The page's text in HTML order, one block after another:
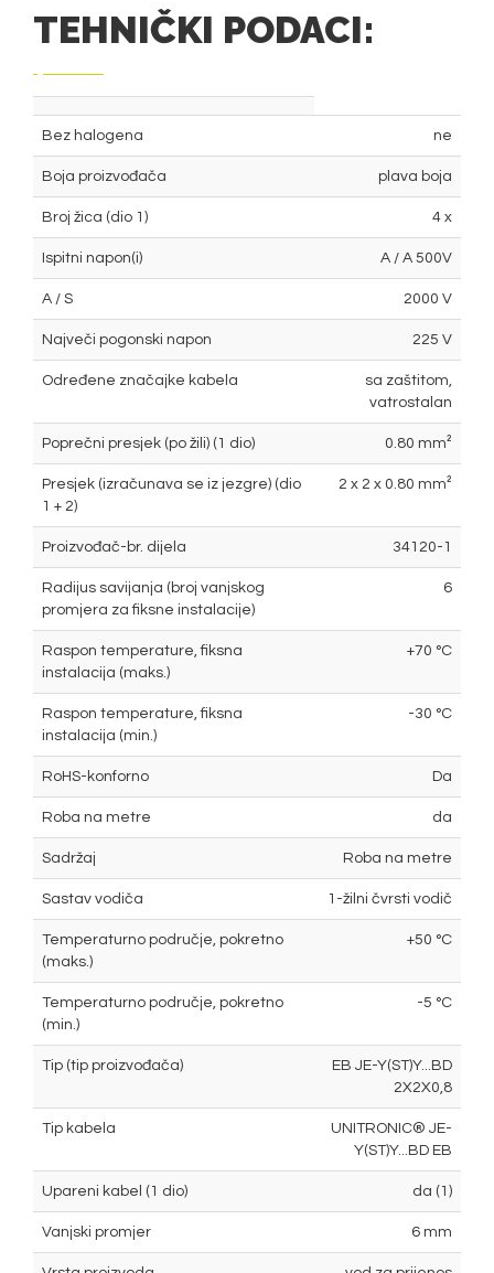
TEHNIČKI PODACI:
Bez halogena ne
Boja proizvođača plava boja
Broj žica (dio 1) 4 x
Ispitni napon(i) A / A 500V
A / S 2000 V
Največi pogonski napon 225 V
Određene značajke kabela
sa zaštitom,
vatrostalan
Poprečni presjek (po žili) (1 dio) 0.80 mm²
Presjek (izračunava se iz jezgre) (dio
1 + 2)
2 x 2 x 0.80 mm²
Proizvođač-br. dijela 34120-1
Radijus savijanja (broj vanjskog
promjera za fiksne instalacije)
6
Raspon temperature, fiksna
instalacija (maks.)
+70 °C
Raspon temperature, fiksna
instalacija (min.)
-30 °C
RoHS-konforno Da
Roba na metre da
Sadržaj Roba na metre
Sastav vodiča 1-žilni čvrsti vodič
Temperaturno područje, pokretno
(maks.)
+50 °C
Temperaturno područje, pokretno
(min.)
-5 °C
Tip (tip proizvođača)
EB JE-Y(ST)Y...BD
2X2X0,8
Tip kabela
UNITRONIC® JE-
Y(ST)Y...BD EB
Upareni kabel (1 dio) da (1)
Vanjski promjer 6 mm